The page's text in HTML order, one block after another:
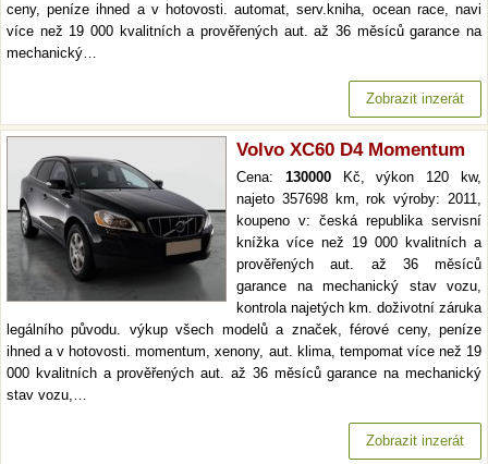
ceny, peníze ihned a v hotovosti. automat, serv.kniha, ocean race, navi
více než 19 000 kvalitních a prověřených aut. až 36 měsíců garance na
mechanický…
Zobrazit inzerát
Volvo XC60 D4 Momentum
Cena: 130000Kč, výkon 120 kw,
najeto 357698 km, rok výroby: 2011,
koupeno v: česká republika servisní
knížka více než 19 000 kvalitních a
prověřených aut. až 36 měsíců
garance na mechanický stav vozu,
kontrola najetých km. doživotní záruka
legálního původu. výkup všech modelů a značek, férové ceny, peníze
ihned a v hotovosti. momentum, xenony, aut. klima, tempomat více než 19
000 kvalitních a prověřených aut. až 36 měsíců garance na mechanický
stav vozu,…
Zobrazit inzerát